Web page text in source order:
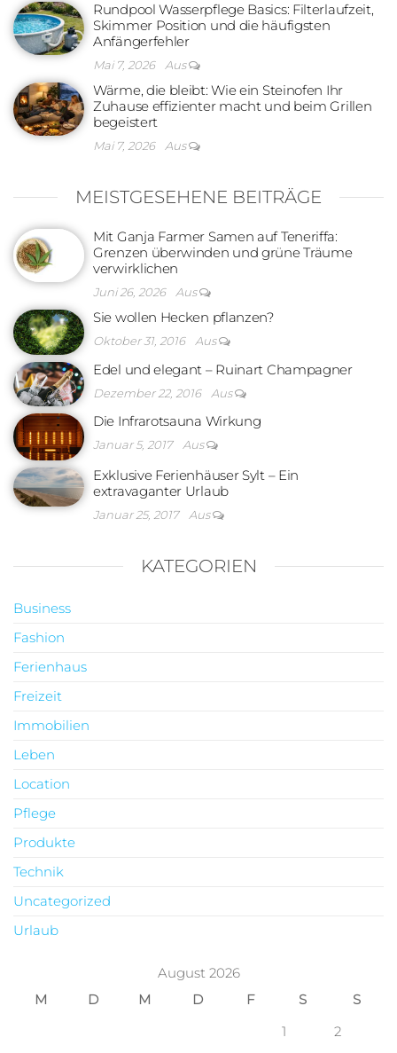
Rundpool Wasserpflege Basics: Filterlaufzeit,
Skimmer Position und die häufigsten
Anfängerfehler
Mai 7, 2026 Aus
Wärme, die bleibt: Wie ein Steinofen Ihr
Zuhause effizienter macht und beim Grillen
begeistert
Mai 7, 2026 Aus
MEISTGESEHENE BEITRÄGE
Mit Ganja Farmer Samen auf Teneriffa:
Grenzen überwinden und grüne Träume
verwirklichen
Juni 26, 2026 Aus
Sie wollen Hecken pflanzen?
Oktober 31, 2016 Aus
Edel und elegant – Ruinart Champagner
Dezember 22, 2016 Aus
Die Infrarotsauna Wirkung
Januar 5, 2017 Aus
Exklusive Ferienhäuser Sylt – Ein
extravaganter Urlaub
Januar 25, 2017 Aus
KATEGORIEN
Business
Fashion
Ferienhaus
Freizeit
Immobilien
Leben
Location
Pflege
Produkte
Technik
Uncategorized
Urlaub
August 2026
M
D M D F S
S
1
2